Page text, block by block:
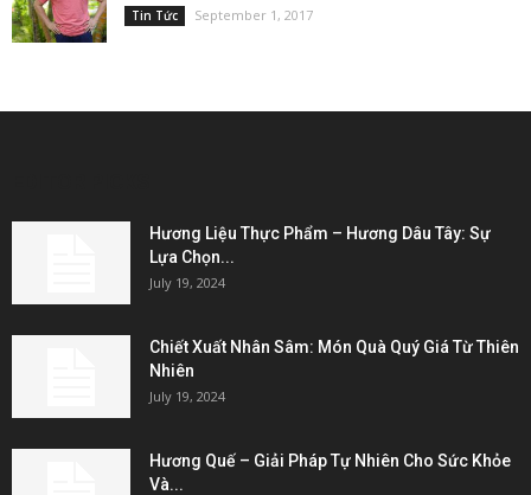
Tin Tức September 1, 2017
Hương Liệu Thực Phẩm – Hương Dâu Tây: Sự
Lựa Chọn...
July 19, 2024
Chiết Xuất Nhân Sâm: Món Quà Quý Giá Từ Thiên
Nhiên
July 19, 2024
Hương Quế – Giải Pháp Tự Nhiên Cho Sức Khỏe
Và...